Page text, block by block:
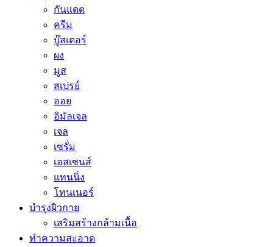
กันแดด
ครีม
บู๊สเตอร์
ผง
มูส
สเปรย์
ออย
อิมัลเจล
เจล
เซรั่ม
เอสเซนส์
แทนนิ่ง
โทนเนอร์
บำรุงผิวกาย
เสริมสร้างกล้ามเนื้อ
ทำความสะอาด